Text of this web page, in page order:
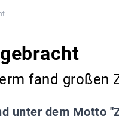
fand großen
unter dem Motto